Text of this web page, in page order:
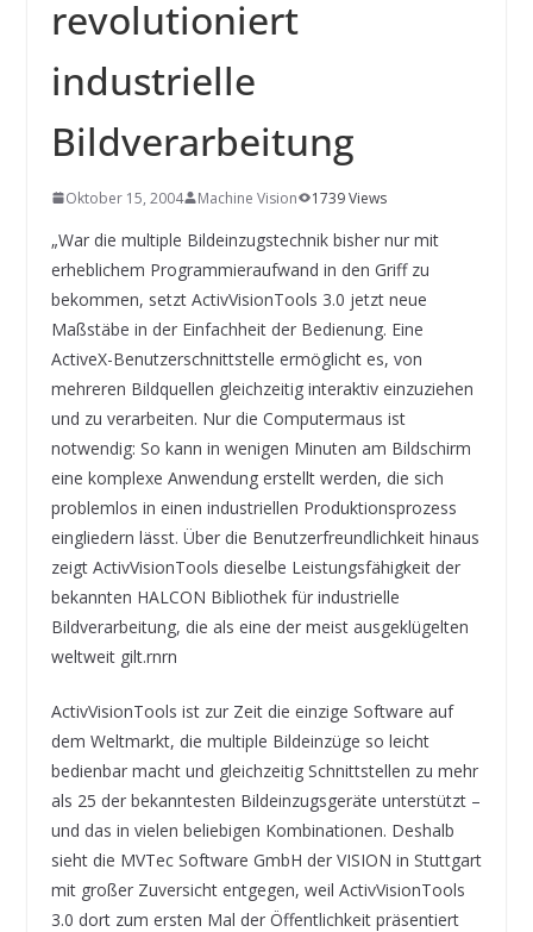
SYSTEMS WIRD EYYES
positioning of industrial cameras
revolutioniert
industrielle
Bildverarbeitung
Oktober 15, 2004 Machine Vision 1739 Views
„War die multiple Bildeinzugstechnik bisher nur mit
erheblichem Programmieraufwand in den Griff zu
bekommen, setzt ActivVisionTools 3.0 jetzt neue
Maßstäbe in der Einfachheit der Bedienung. Eine
ActiveX-Benutzerschnittstelle ermöglicht es, von
mehreren Bildquellen gleichzeitig interaktiv einzuziehen
und zu verarbeiten. Nur die Computermaus ist
notwendig: So kann in wenigen Minuten am Bildschirm
eine komplexe Anwendung erstellt werden, die sich
problemlos in einen industriellen Produktionsprozess
eingliedern lässt. Über die Benutzerfreundlichkeit hinaus
zeigt ActivVisionTools dieselbe Leistungsfähigkeit der
bekannten HALCON Bibliothek für industrielle
Bildverarbeitung, die als eine der meist ausgeklügelten
weltweit gilt.rnrn
ActivVisionTools ist zur Zeit die einzige Software auf
dem Weltmarkt, die multiple Bildeinzüge so leicht
bedienbar macht und gleichzeitig Schnittstellen zu mehr
als 25 der bekanntesten Bildeinzugsgeräte unterstützt –
und das in vielen beliebigen Kombinationen. Deshalb
sieht die MVTec Software GmbH der VISION in Stuttgart
mit großer Zuversicht entgegen, weil ActivVisionTools
3.0 dort zum ersten Mal der Öffentlichkeit präsentiert